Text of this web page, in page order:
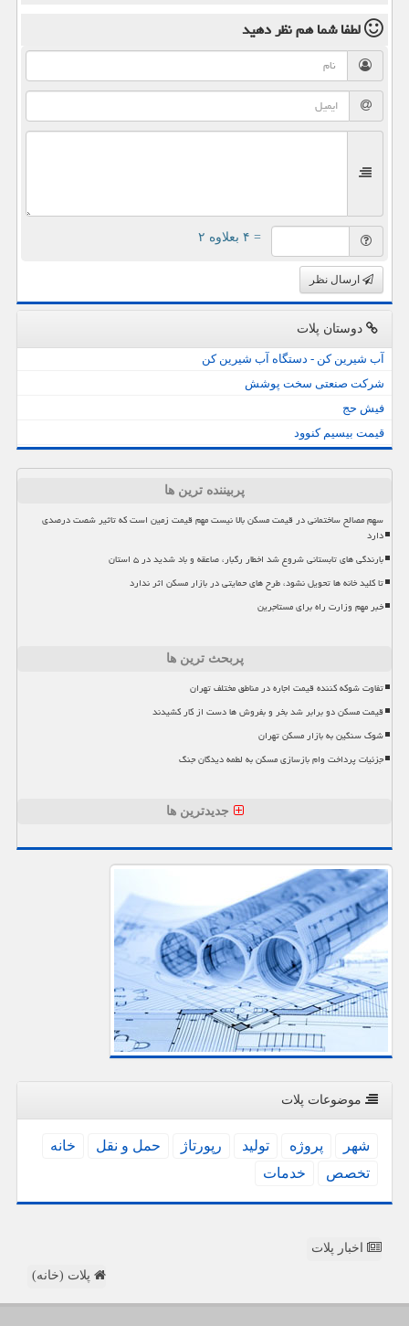
لطفا شما همنظر دهید
= ۴ بعلاوه ۲
ارسال نظر
دوستان پلات
آب شیرین کن - دستگاه آب شیرین کن
شرکت صنعتی سخت پوشش
فیش حج
قیمت بیسیم کنوود
پربیننده ترین ها
سهم مصالح ساختمانی در قیمت مسکن بالا نیست مهم قیمت زمین است که تاثیر شصت درصدی
دارد
بارندگی های تابستانی شروع شد اخطار رگبار، صاعقه و باد شدید در ۵ استان
تا کلید خانه ها تحویل نشود، طرح های حمایتی در بازار مسکن اثر ندارد
خبر مهم وزارت راه برای مستاجرین
پربحث ترین ها
تفاوت شوکه کننده قیمت اجاره در مناطق مختلف تهران
قیمت مسکن دو برابر شد بخر و بفروش ها دست از کار کشیدند
شوک سنگین به بازار مسکن تهران
جزئیات پرداخت وام بازسازی مسکن به لطمه دیدگان جنگ
جدیدترین ها
موضوعات پلات
شهر پروژه تولید رپورتاژ حمل و نقل
خانه
تخصص
خدمات
اخبار پلات
پلات (خانه)